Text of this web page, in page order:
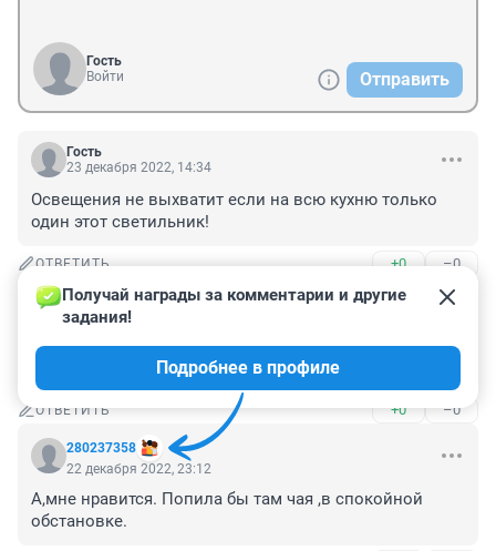
Гость
Войти
Отправить
Гость
23 декабря 2022, 14:34
Освещения не выхватит если на всю кухню только
один этот светильник!
ОТВЕТИТЬ +0 –0
Гость
23 декабря 2022, 14:26
Батарея чёрная с серебряными пятнами - просто
капец какой то ! )))
ОТВЕТИТЬ +0 –0
280237358
Получай награды за комментарии и другие
задания!
Подробнее в профиле
22 декабря 2022, 23:12
А,мне нравится. Попила бы там чая ,в спокойной
обстановке.